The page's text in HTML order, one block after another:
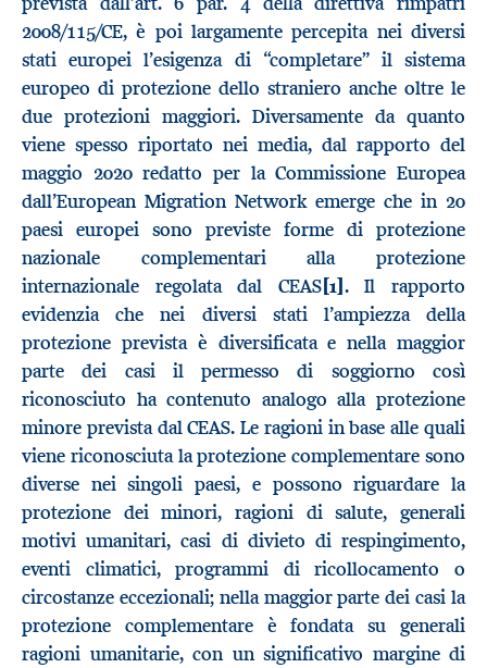
2008/115/CE, è poi largamente percepita nei diversi
stati europei l’esigenza di “completare” il sistema
europeo di protezione dello straniero anche oltre le
due protezioni maggiori. Diversamente da quanto
viene spesso riportato nei media, dal rapporto del
maggio 2020 redatto per la Commissione Europea
dall’European Migration Network emerge che in 20
paesi europei sono previste forme di protezione
nazionale complementari alla protezione
internazionale regolata dal CEAS[1]. Il rapporto
evidenzia che nei diversi stati l’ampiezza della
protezione prevista è diversificata e nella maggior
parte dei casi il permesso di soggiorno così
riconosciuto ha contenuto analogo alla protezione
minore prevista dal CEAS. Le ragioni in base alle quali
viene riconosciuta la protezione complementare sono
diverse nei singoli paesi, e possono riguardare la
protezione dei minori, ragioni di salute, generali
motivi umanitari, casi di divieto di respingimento,
eventi climatici, programmi di ricollocamento o
circostanze eccezionali; nella maggior parte dei casi la
protezione complementare è fondata su generali
ragioni umanitarie, con un significativo margine di